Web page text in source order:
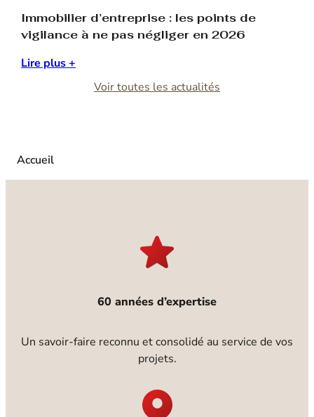
bénéficier d’un interlocuteur unique pour la gestion, la
valorisation et la sécurisation de leur patrimoine
immobilier.
Des activités récurrentes et un portefeuille solide
stabilité et pérennité.
Immobilier d’entreprise : les points de
vigilance à ne pas négliger en 2026
Lire plus +
Voir toutes les actualités
Accueil
60 années d’expertise
Un savoir-faire reconnu et consolidé au service de vos
projets.